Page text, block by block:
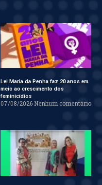
Lei Maria da Penha faz 20 anos em
meio ao crescimento dos
feminicídios
07/08/2026 Nenhum comentário